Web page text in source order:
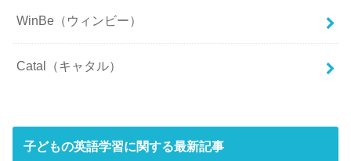
WinBe（ウィンビー）
Catal（キャタル）
子どもの英語学習に関する最新記事